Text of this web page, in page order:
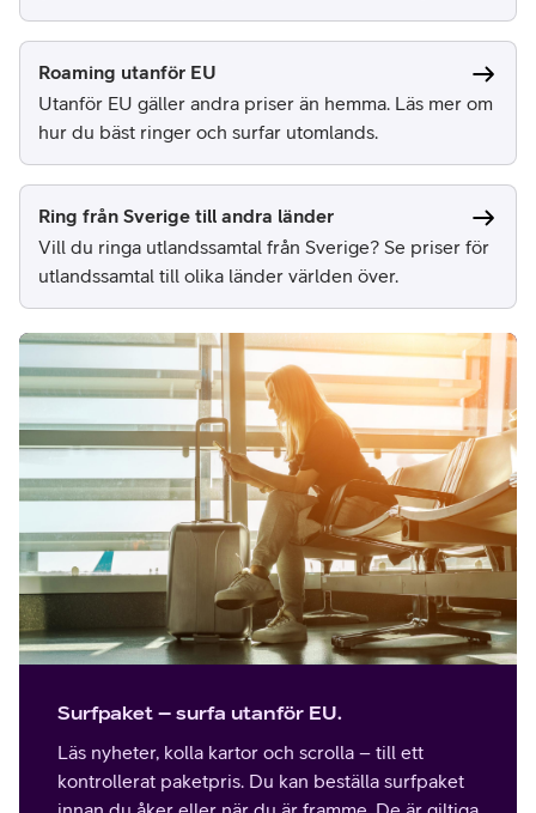
Roaming utanför EU
Utanför EU gäller andra priser än hemma. Läs mer om
hur du bäst ringer och surfar utomlands.
Ring från Sverige till andra länder
Vill du ringa utlandssamtal från Sverige? Se priser för
utlandssamtal till olika länder världen över.
Surfpaket – surfa utanför EU.
Läs nyheter, kolla kartor och scrolla – till ett
kontrollerat paketpris. Du kan beställa surfpaket